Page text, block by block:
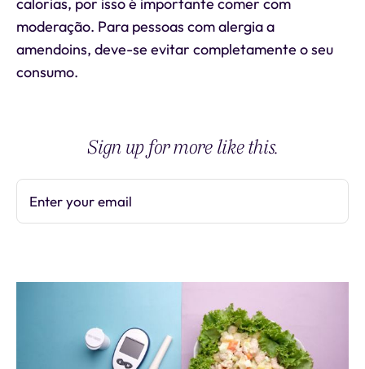
moderação. Para pessoas com alergia a
amendoins, deve-se evitar completamente o seu
consumo.
Sign up for more like this.
Enter your email